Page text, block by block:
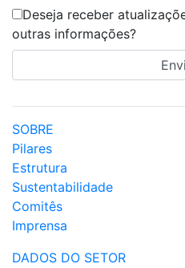
Deseja receber
outras informações?
SOBRE
Pilares
Estrutura
Sustentabilidade
Comitês
Imprensa
DADOS DO SETOR